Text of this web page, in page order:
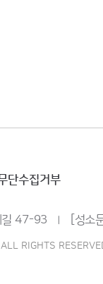
단수집거부
길 47-93 [성소
ALL RIGHTS